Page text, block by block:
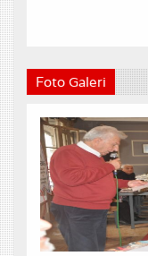
Foto Galeri